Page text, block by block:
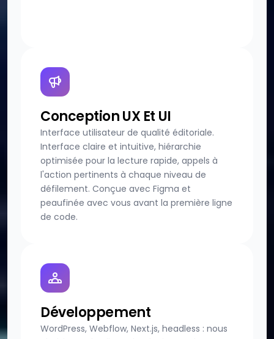
Conception UX Et UI
Interface utilisateur de qualité éditoriale.
Interface claire et intuitive, hiérarchie
optimisée pour la lecture rapide, appels à
l'action pertinents à chaque niveau de
défilement. Conçue avec Figma et
peaufinée avec vous avant la première ligne
de code.
Développement
WordPress, Webflow, Next.js, headless : nous